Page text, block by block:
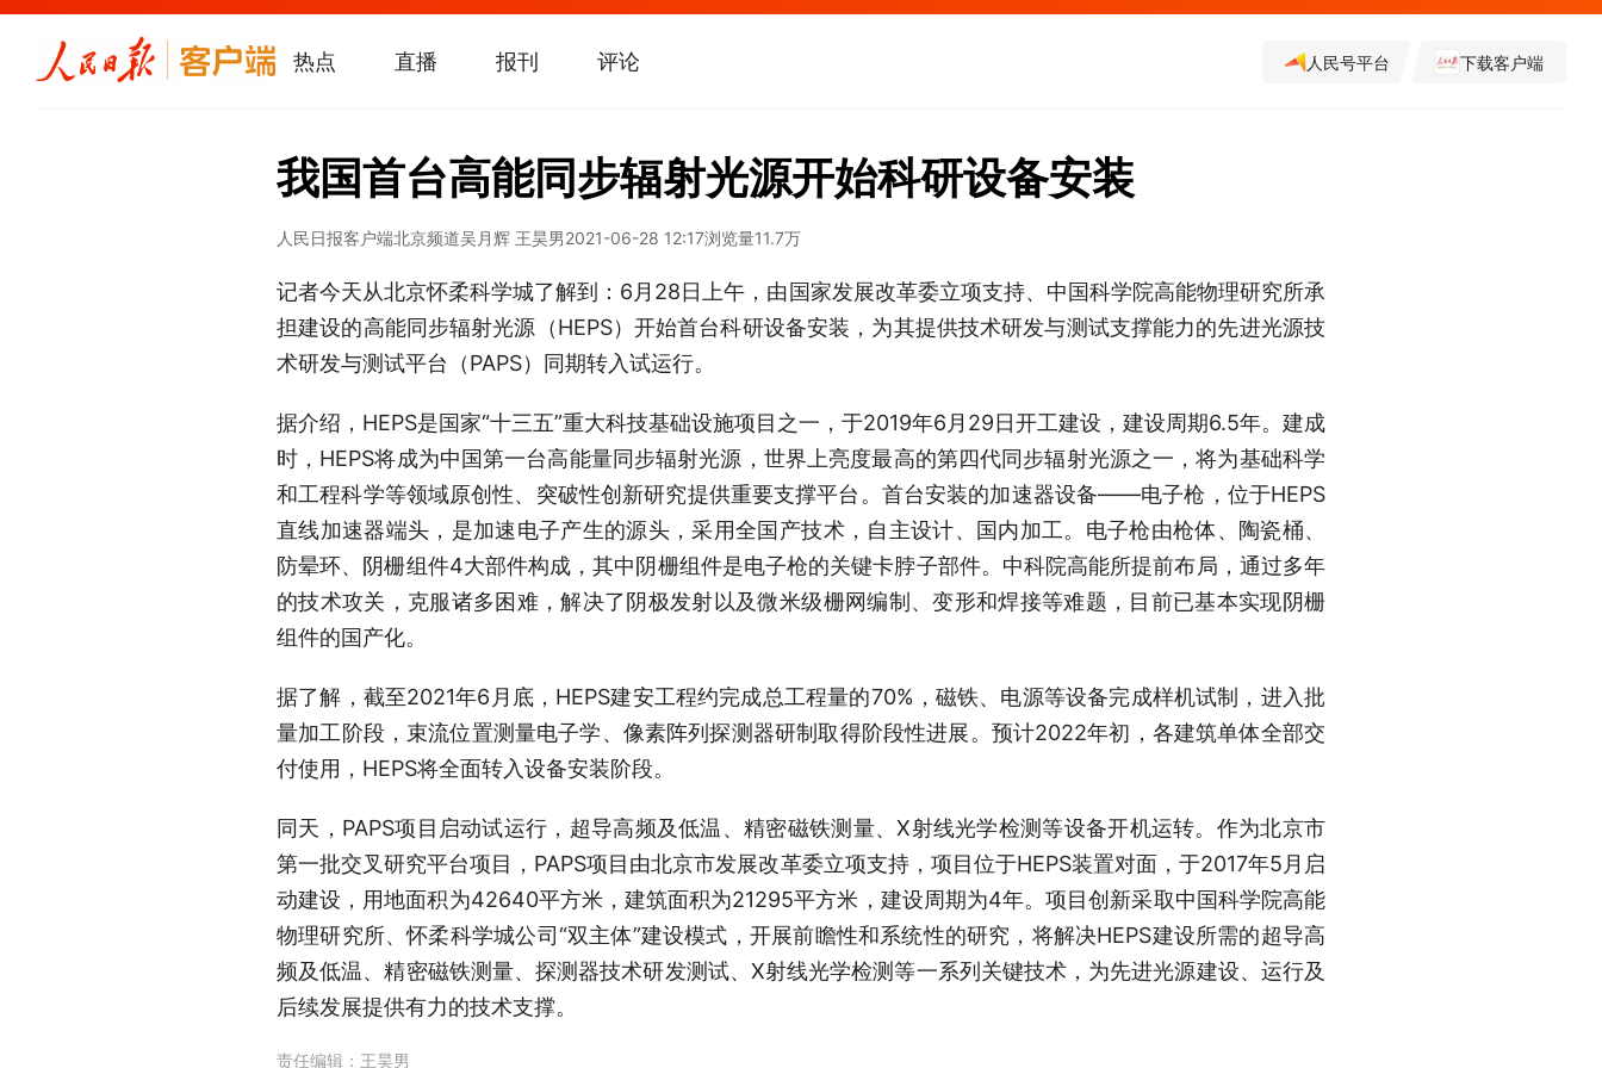
热点 直播 报刊 评论 人民号平台 下载客户端
我国首台高能同步辐射光源开始科研设备安装
人民日报客户端北京频道吴月辉 王昊男2021-06-28 12:17浏览量11.7万
记者今天从北京怀柔科学城了解到：6月28日上午，由国家发展改革委立项支持、中国科学院高能物理研究所承
担建设的高能同步辐射光源（HEPS）开始首台科研设备安装，为其提供技术研发与测试支撑能力的先进光源技
术研发与测试平台（PAPS）同期转入试运行。
据介绍，HEPS是国家“十三五”重大科技基础设施项目之一，于2019年6月29日开工建设，建设周期6.5年。建成
时，HEPS将成为中国第一台高能量同步辐射光源，世界上亮度最高的第四代同步辐射光源之一，将为基础科学
和工程科学等领域原创性、突破性创新研究提供重要支撑平台。首台安装的加速器设备——电子枪，位于HEPS
直线加速器端头，是加速电子产生的源头，采用全国产技术，自主设计、国内加工。电子枪由枪体、陶瓷桶、
防晕环、阴栅组件4大部件构成，其中阴栅组件是电子枪的关键卡脖子部件。中科院高能所提前布局，通过多年
的技术攻关，克服诸多困难，解决了阴极发射以及微米级栅网编制、变形和焊接等难题，目前已基本实现阴栅
组件的国产化。
据了解，截至2021年6月底，HEPS建安工程约完成总工程量的70%，磁铁、电源等设备完成样机试制，进入批
量加工阶段，束流位置测量电子学、像素阵列探测器研制取得阶段性进展。预计2022年初，各建筑单体全部交
付使用，HEPS将全面转入设备安装阶段。
同天，PAPS项目启动试运行，超导高频及低温、精密磁铁测量、X射线光学检测等设备开机运转。作为北京市
第一批交叉研究平台项目，PAPS项目由北京市发展改革委立项支持，项目位于HEPS装置对面，于2017年5月启
动建设，用地面积为42640平方米，建筑面积为21295平方米，建设周期为4年。项目创新采取中国科学院高能
物理研究所、怀柔科学城公司“双主体”建设模式，开展前瞻性和系统性的研究，将解决HEPS建设所需的超导高
频及低温、精密磁铁测量、探测器技术研发测试、X射线光学检测等一系列关键技术，为先进光源建设、运行及
后续发展提供有力的技术支撑。
责任编辑： 王昊男